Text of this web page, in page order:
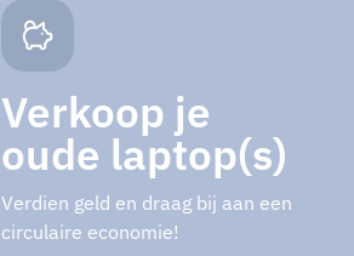
Verkoop je
oude laptop(s)
Verdien geld en draag bij aan een
circulaire economie!